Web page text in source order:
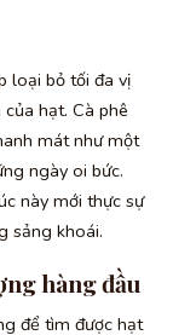
loại bỏ tối đa vị
hạt. Cà phê
mát như một
ngày oi bức.
này mới thực sự
sảng khoái.
hàng đầu
để tìm được hạt